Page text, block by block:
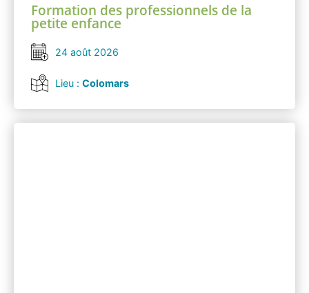
Formation des professionnels de la
petite enfance
24 août 2026
Lieu : Colomars